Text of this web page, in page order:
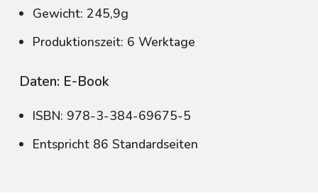
Gewicht: 245,9g
Produktionszeit: 6 Werktage
Daten: E-Book
ISBN: 978-3-384-69675-5
Entspricht 86 Standardseiten